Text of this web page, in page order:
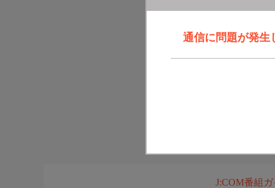
通信に問題が発
J:COM番組